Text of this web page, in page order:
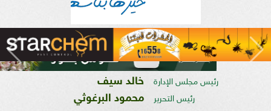
رئيس مجلس الإدارة خالد سيف
رئيس التحرير محمود البرغوثي